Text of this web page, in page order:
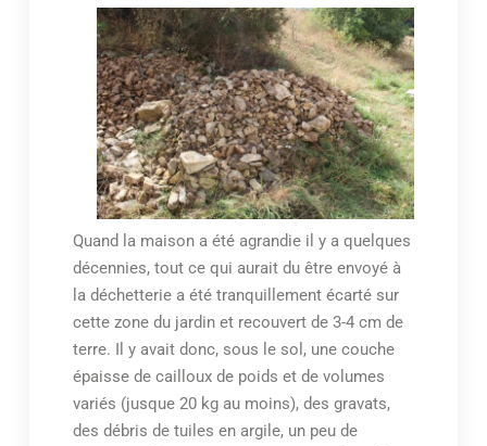
Quand la maison a été agrandie il y a quelques
décennies, tout ce qui aurait du être envoyé à
la déchetterie a été tranquillement écarté sur
cette zone du jardin et recouvert de 3-4 cm de
terre. Il y avait donc, sous le sol, une couche
épaisse de cailloux de poids et de volumes
variés (jusque 20 kg au moins), des gravats,
des débris de tuiles en argile, un peu de